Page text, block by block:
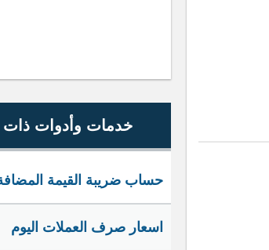
خدمات وأدوات
حساب ضريبة القيمة
اسعار صرف العملات اليوم